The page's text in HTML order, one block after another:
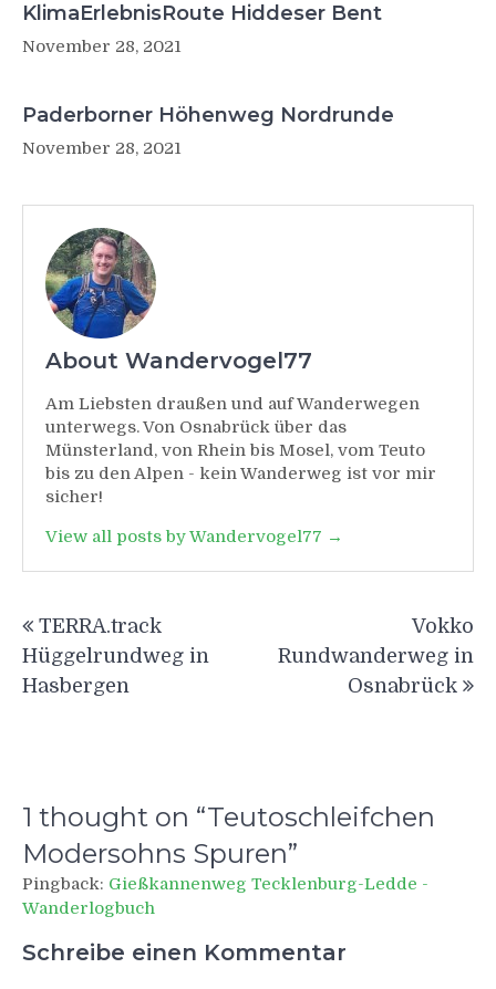
KlimaErlebnisRoute Hiddeser Bent
November 28, 2021
Paderborner Höhenweg Nordrunde
November 28, 2021
About Wandervogel77
Am Liebsten draußen und auf Wanderwegen
unterwegs. Von Osnabrück über das
Münsterland, von Rhein bis Mosel, vom Teuto
bis zu den Alpen - kein Wanderweg ist vor mir
sicher!
View all posts by Wandervogel77 →
TERRA.track
Hüggelrundweg in
Hasbergen
Vokko
Rundwanderweg in
Osnabrück
1 thought on “Teutoschleifchen
Modersohns Spuren”
Pingback: Gießkannenweg Tecklenburg-Ledde -
Wanderlogbuch
Schreibe einen Kommentar